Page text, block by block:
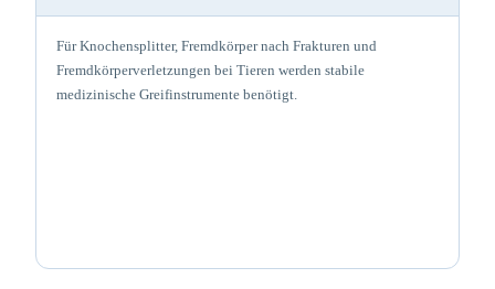
Für Knochensplitter, Fremdkörper nach Frakturen und
Fremdkörperverletzungen bei Tieren werden stabile
medizinische Greifinstrumente benötigt.